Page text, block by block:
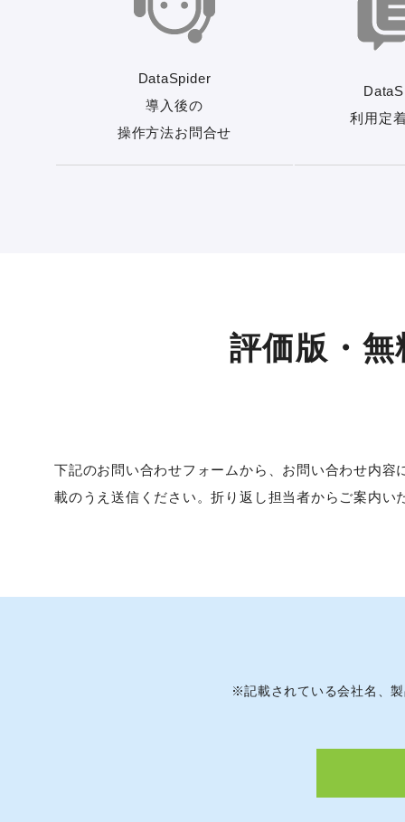
DataSpider
導入後の
操作方法お問合せ
利用定
評価版・
下記のお問い合わせフォームから、お問い合わせ内
載のうえ送信ください。折り返し担当者からご案内い
※記載されている会社名、